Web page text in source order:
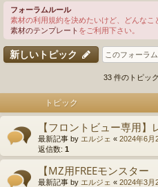
ン
ク
フォーラムルール
素材の利用規約を決めたいけど、どんなこ
素材のテンプレート をご利用下さい。
新しいトピック
33 件のトピック
トピック
【フロントビュー専用】
最新記事 by エルジェ « 2024年6月
返信数: 1
【MZ用FREEモンスタ
最新記事 by エルジェ « 2024年3月